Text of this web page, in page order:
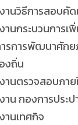
นวิธีการสอบคัด
นกระบวนการ
รการพัฒนาศัก
งถิ่น
นตรวจสอบภาย
น กองการประป
นเทศกิจ